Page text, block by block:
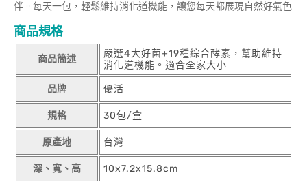
伴。每天一包，輕鬆維持消化道機能，讓您每天都展現自然好氣色
商品規格
商品簡述
嚴選4大好菌+19種綜合酵素，幫助維持
消化道機能。適合全家大小
品牌 優活
規格 30包/盒
原產地 台灣
深、寬、高 10x7.2x15.8cm